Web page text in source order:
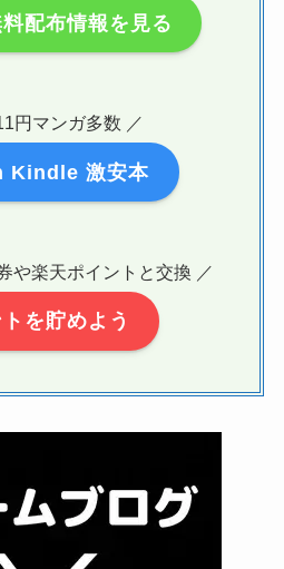
配布情報を見る
円マンガ多数 ／
Kindle 激安本
や楽天ポイントと交換 ／
を貯めよう